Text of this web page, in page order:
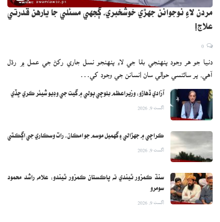
مردن لاءِ نوجوانن جهڙي خوشخبري، ڳجهي مسئلي جا يارهن قدرتي
علاج!
دنيا جو هر وجود پنهنجي بقا جي لاءِ پنهنجو نسل جاري رکڻ جي عمل ۾ رڌل
آهي، پر سائنسي حوالي سان انسانن جي وجود کي…
آزادي ڏهاڙو: وزيراعظم بلوچي ٻولي ۾ گيت جي وڊيو شيئر ڪري ڇڏي
اگست 9, 2026
ڪراچي ۾ جهڙالي ۽ گهميل موسم جو امڪان، رات وسڪاري جي اڳڪٿي
اگست 9, 2026
سنڌ ڪمزور ٿيندي ته پاڪستان ڪمزور ٿيندو: علامه راشد محمود
سومرو
اگست 9, 2026